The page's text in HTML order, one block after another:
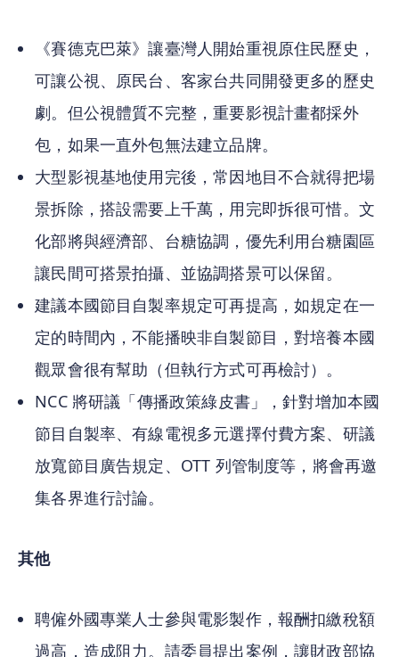
《賽德克巴萊》讓臺灣人開始重視原住民歷史，
可讓公視、原民台、客家台共同開發更多的歷史
劇。但公視體質不完整，重要影視計畫都採外
包，如果一直外包無法建立品牌。
大型影視基地使用完後，常因地目不合就得把場
景拆除，搭設需要上千萬，用完即拆很可惜。文
化部將與經濟部、台糖協調，優先利用台糖園區
讓民間可搭景拍攝、並協調搭景可以保留。
建議本國節目自製率規定可再提高，如規定在一
定的時間內，不能播映非自製節目，對培養本國
觀眾會很有幫助（但執行方式可再檢討）。
NCC 將研議「傳播政策綠皮書」，針對增加本國
節目自製率、有線電視多元選擇付費方案、研議
放寬節目廣告規定、OTT 列管制度等，將會再邀
集各界進行討論。
其他
聘僱外國專業人士參與電影製作，報酬扣繳稅額
過高，造成阻力。請委員提出案例，讓財政部協